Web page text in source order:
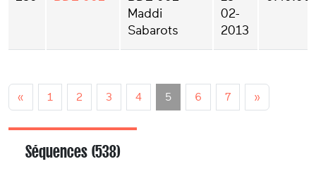
Maddi
Sabarots
02-
2013
« 1 2 3 4 5 6 7 »
Séquences (538)